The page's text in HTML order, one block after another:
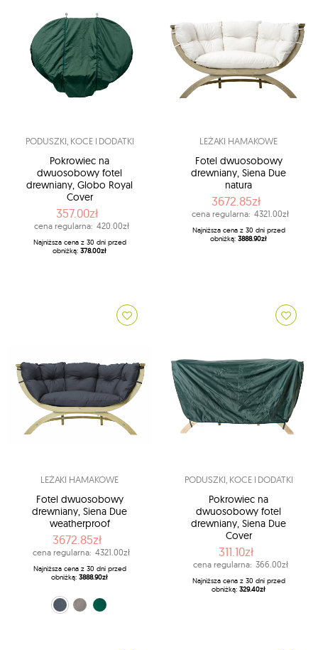
PODUSZKI, KOCE I DODATKI
Pokrowiec na
dwuosobowy fotel
drewniany, Globo Royal
Cover
357.00zł
cena regularna: 420.00zł
Najniższa cena z 30 dni przed
obniżką: 378.00zł
LEŻAKI HAMAKOWE
Fotel dwuosobowy
drewniany, Siena Due
natura
3672.85zł
cena regularna: 4321.00zł
Najniższa cena z 30 dni przed
obniżką: 3888.90zł
LEŻAKI HAMAKOWE
Fotel dwuosobowy
drewniany, Siena Due
weatherproof
3672.85zł
cena regularna: 4321.00zł
Najniższa cena z 30 dni przed
obniżką: 3888.90zł
szaro-czarny (Anthracite)
szary (Taupe)
zielony (Verde)
PODUSZKI, KOCE I DODATKI
Pokrowiec na
dwuosobowy fotel
drewniany, Siena Due
Cover
311.10zł
cena regularna: 366.00zł
Najniższa cena z 30 dni przed
obniżką: 329.40zł